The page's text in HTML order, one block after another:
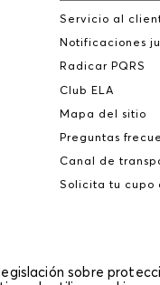
Servicio al
Notificaciones
Radicar PQRS
Club ELA
Mapa del sitio
Preguntas
Canal de
Solicita tu cupo
sobre